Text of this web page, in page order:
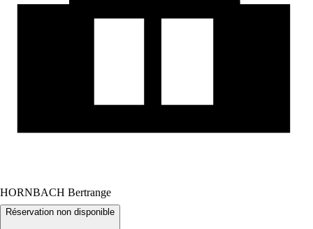
HORNBACH Bertrange
Réservation non disponible